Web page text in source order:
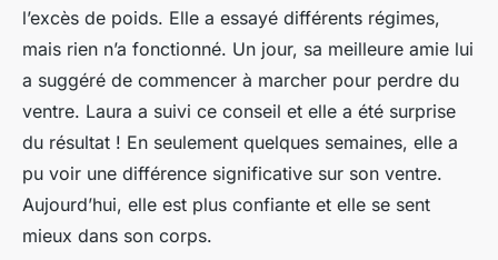
l’excès de poids. Elle a essayé différents régimes,
mais rien n’a fonctionné. Un jour, sa meilleure amie lui
a suggéré de commencer à marcher pour perdre du
ventre. Laura a suivi ce conseil et elle a été surprise
du résultat ! En seulement quelques semaines, elle a
pu voir une différence significative sur son ventre.
Aujourd’hui, elle est plus confiante et elle se sent
mieux dans son corps.